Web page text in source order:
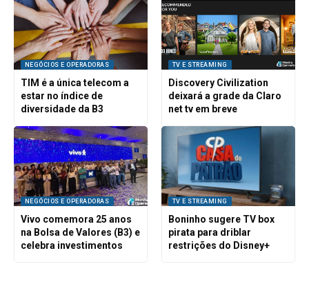
NEGÓCIOS E OPERADORAS
TIM é a única telecom a
estar no índice de
diversidade da B3
TV E STREAMING
Discovery Civilization
deixará a grade da Claro
net tv em breve
NEGÓCIOS E OPERADORAS
Vivo comemora 25 anos
na Bolsa de Valores (B3) e
celebra investimentos
TV E STREAMING
Boninho sugere TV box
pirata para driblar
restrições do Disney+